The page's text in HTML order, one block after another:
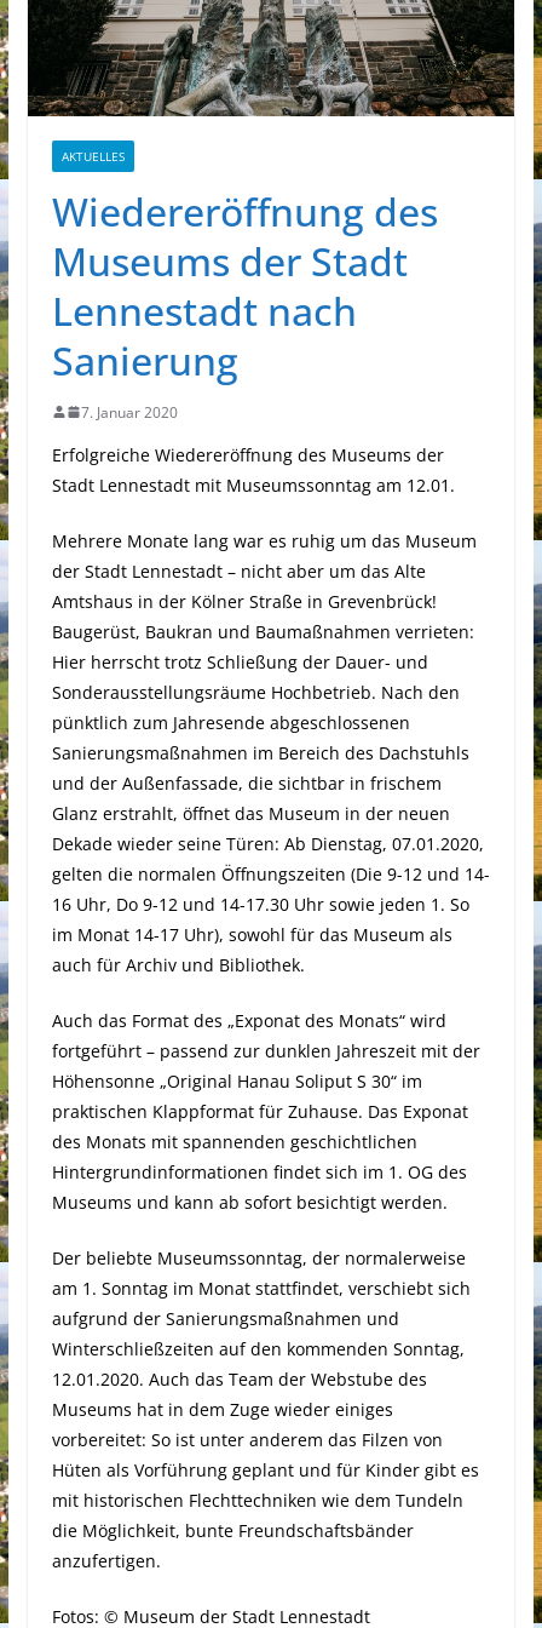
AKTUELLES
Wiedereröffnung des
Museums der Stadt
Lennestadt nach
Sanierung
7. Januar 2020
Erfolgreiche Wiedereröffnung des Museums der
Stadt Lennestadt mit Museumssonntag am 12.01.
Mehrere Monate lang war es ruhig um das Museum
der Stadt Lennestadt – nicht aber um das Alte
Amtshaus in der Kölner Straße in Grevenbrück!
Baugerüst, Baukran und Baumaßnahmen verrieten:
Hier herrscht trotz Schließung der Dauer- und
Sonderausstellungsräume Hochbetrieb. Nach den
pünktlich zum Jahresende abgeschlossenen
Sanierungsmaßnahmen im Bereich des Dachstuhls
und der Außenfassade, die sichtbar in frischem
Glanz erstrahlt, öffnet das Museum in der neuen
Dekade wieder seine Türen: Ab Dienstag, 07.01.2020,
gelten die normalen Öffnungszeiten (Die 9-12 und 14-
16 Uhr, Do 9-12 und 14-17.30 Uhr sowie jeden 1. So
im Monat 14-17 Uhr), sowohl für das Museum als
auch für Archiv und Bibliothek.
Auch das Format des „Exponat des Monats“ wird
fortgeführt – passend zur dunklen Jahreszeit mit der
Höhensonne „Original Hanau Soliput S 30“ im
praktischen Klappformat für Zuhause. Das Exponat
des Monats mit spannenden geschichtlichen
Hintergrundinformationen findet sich im 1. OG des
Museums und kann ab sofort besichtigt werden.
Der beliebte Museumssonntag, der normalerweise
am 1. Sonntag im Monat stattfindet, verschiebt sich
aufgrund der Sanierungsmaßnahmen und
Winterschließzeiten auf den kommenden Sonntag,
12.01.2020. Auch das Team der Webstube des
Museums hat in dem Zuge wieder einiges
vorbereitet: So ist unter anderem das Filzen von
Hüten als Vorführung geplant und für Kinder gibt es
mit historischen Flechttechniken wie dem Tundeln
die Möglichkeit, bunte Freundschaftsbänder
anzufertigen.
Fotos: © Museum der Stadt Lennestadt